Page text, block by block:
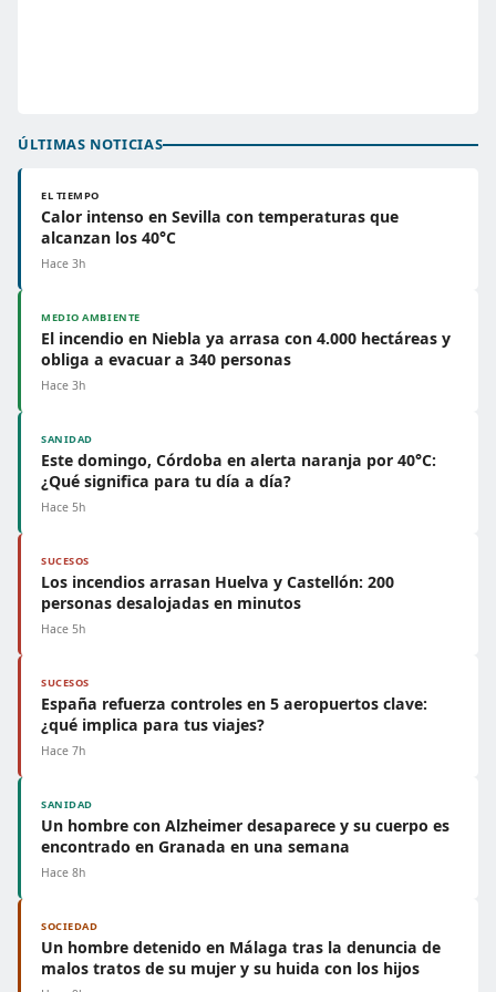
ÚLTIMAS NOTICIAS
EL TIEMPO
Calor intenso en Sevilla con temperaturas que
alcanzan los 40°C
Hace 3h
MEDIO AMBIENTE
El incendio en Niebla ya arrasa con 4.000 hectáreas y
obliga a evacuar a 340 personas
Hace 3h
SANIDAD
Este domingo, Córdoba en alerta naranja por 40°C:
¿Qué significa para tu día a día?
Hace 5h
SUCESOS
Los incendios arrasan Huelva y Castellón: 200
personas desalojadas en minutos
Hace 5h
SUCESOS
España refuerza controles en 5 aeropuertos clave:
¿qué implica para tus viajes?
Hace 7h
SANIDAD
Un hombre con Alzheimer desaparece y su cuerpo es
encontrado en Granada en una semana
Hace 8h
SOCIEDAD
Un hombre detenido en Málaga tras la denuncia de
malos tratos de su mujer y su huida con los hijos